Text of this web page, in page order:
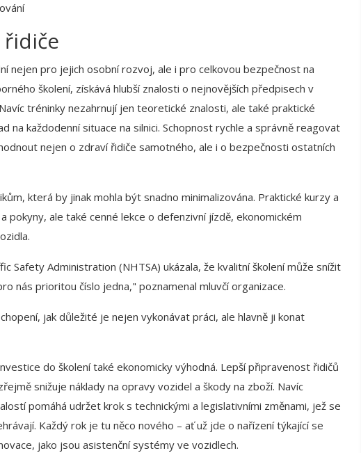
nejen pro jejich osobní rozvoj, ale i pro celkovou bezpečnost na
školení, získává hlubší znalosti o nejnovějších předpisech v
tréninky nezahrnují jen teoretické znalosti, ale také praktické
každodenní situace na silnici. Schopnost rychle a správně reagovat
nejen o zdraví řidiče samotného, ale i o bezpečnosti ostatních
která by jinak mohla být snadno minimalizována. Praktické kurzy a
pokyny, ale také cenné lekce o defenzivní jízdě, ekonomickém
Safety Administration (NHTSA) ukázala, že kvalitní školení může snížit
nás prioritou číslo jedna," poznamenal mluvčí organizace.
jak důležité je nejen vykonávat práci, ale hlavně ji konat
do školení také ekonomicky výhodná. Lepší připravenost řidičů
snižuje náklady na opravy vozidel a škody na zboží. Navíc
pomáhá udržet krok s technickými a legislativními změnami, jež se
Každý rok je tu něco nového – ať už jde o nařízení týkající se
jako jsou asistenční systémy ve vozidlech.